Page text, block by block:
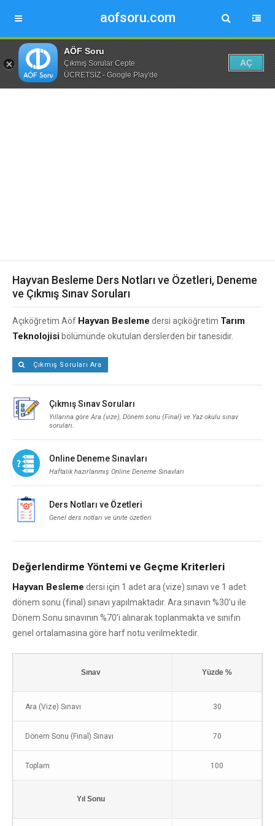
aofsoru.com
AÖF Soru
Çıkmış Sorular Cepte
ÜCRETSİZ - Google Play'de
AÇ
Hayvan Besleme Ders Notları ve Özetleri, Deneme
ve Çıkmış Sınav Soruları
Açıköğretim Aöf Hayvan Besleme dersi açıköğretim Tarım
Teknolojisi bölümünde okutulan derslerden bir tanesidir.
Çıkmış Soruları Ara
Çıkmış Sınav Soruları
Yıllarına göre Ara (vize), Dönem sonu (Final) ve Yaz okulu sınav
soruları.
Online Deneme Sınavları
Haftalık hazırlanmış Online Deneme Sınavları
Ders Notları ve Özetleri
Genel ders notları ve ünite özetleri
Değerlendirme Yöntemi ve Geçme Kriterleri
Hayvan Besleme dersi için 1 adet ara (vize) sınavı ve 1 adet
dönem sonu (final) sınavı yapılmaktadır. Ara sınavın %30’u ile
Dönem Sonu sınavının %70’i alınarak toplanmakta ve sınıfın
genel ortalamasına göre harf notu verilmektedir.
Sınav Yüzde %
Ara (Vize) Sınavı 30
Dönem Sonu (Final) Sınavı 70
Toplam 100
Yıl Sonu